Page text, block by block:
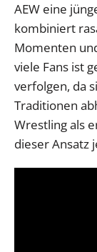
AEW eine
kombiniert
Momenten
viele Fans ist
verfolgen, da
Traditionen
Wrestling als
dieser Ansatz